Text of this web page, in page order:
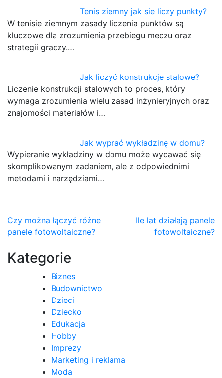
Tenis ziemny jak sie liczy punkty?
W tenisie ziemnym zasady liczenia punktów są
kluczowe dla zrozumienia przebiegu meczu oraz
strategii graczy.…
Jak liczyć konstrukcje stalowe?
Liczenie konstrukcji stalowych to proces, który
wymaga zrozumienia wielu zasad inżynieryjnych oraz
znajomości materiałów i…
Jak wyprać wykładzinę w domu?
Wypieranie wykładziny w domu może wydawać się
skomplikowanym zadaniem, ale z odpowiednimi
metodami i narzędziami…
Nawigacja
wpisu
Czy można łączyć różne
panele fotowoltaiczne?
Ile lat działają panele
fotowoltaiczne?
Kategorie
Biznes
Budownictwo
Dzieci
Dziecko
Edukacja
Hobby
Imprezy
Marketing i reklama
Moda